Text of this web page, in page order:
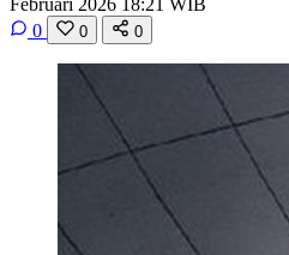
0
0 0